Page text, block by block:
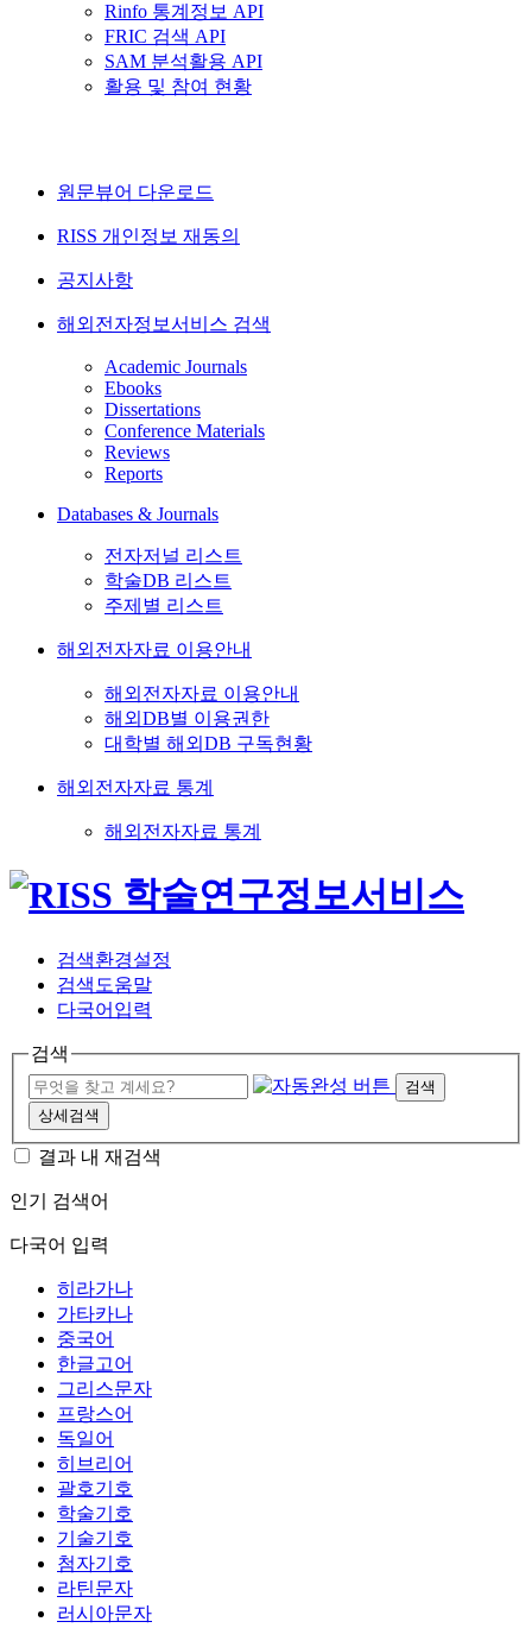
Rinfo 통계정보 API
FRIC 검색 API
SAM 분석활용 API
활용 및 참여 현황
원문뷰어 다운로드
RISS 개인정보 재동의
공지사항
해외전자정보서비스 검색
Academic Journals
Ebooks
Dissertations
Conference Materials
Reviews
Reports
Databases & Journals
전자저널 리스트
학술DB 리스트
주제별 리스트
해외전자자료 이용안내
해외전자자료 이용안내
해외DB별 이용권한
대학별 해외DB 구독현황
해외전자자료 통계
해외전자자료 통계
검색환경설정
검색도움말
다국어입력
검색
검색
상세검색
결과 내 재검색
인기 검색어
다국어 입력
히라가나
가타카나
중국어
한글고어
그리스문자
프랑스어
독일어
히브리어
괄호기호
학술기호
기술기호
첨자기호
라틴문자
러시아문자